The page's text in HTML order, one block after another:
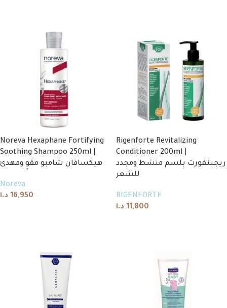
Noreva Hexaphane Fortifying
Soothing Shampoo 250ml |
هيكسافان شامبو مقوٍ ومهدئ
Noreva
16,950 د.ا
Rigenforte Revitalizing
Conditioner 200ml |
ريجينفورت بلسم منشط ومجدد
للشعر
RIGENFORTE
11,800 د.ا